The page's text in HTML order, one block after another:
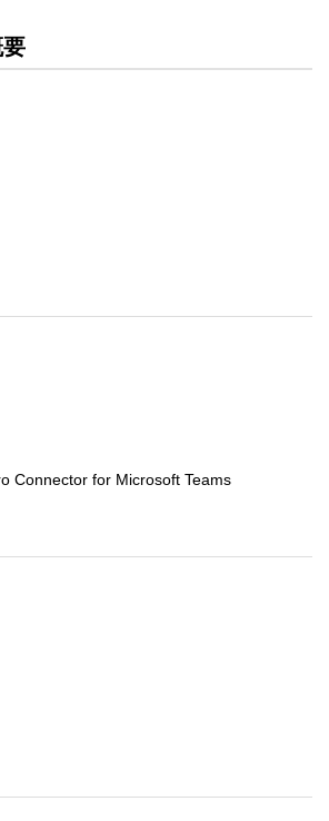
ウンロード・導入はお客様の責任にお
ます。
Connector for Microsoft Teams